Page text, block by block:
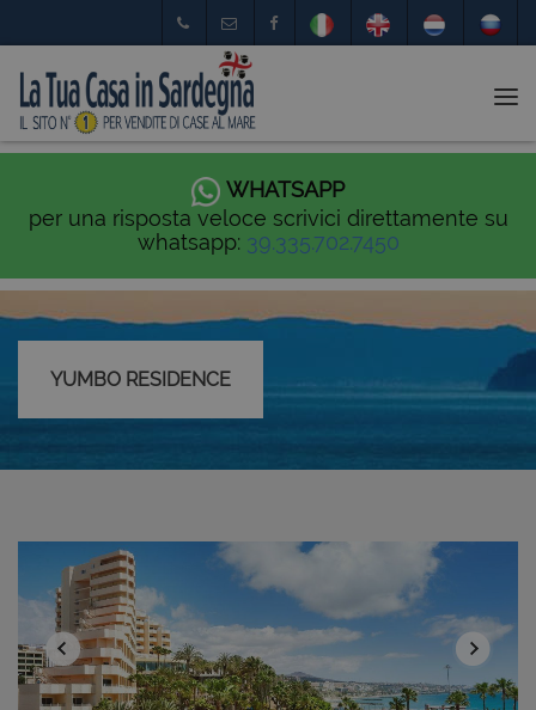
WHATSAPP
per una risposta veloce scrivici direttamente su
whatsapp: 39.335.702.7450
YUMBO RESIDENCE